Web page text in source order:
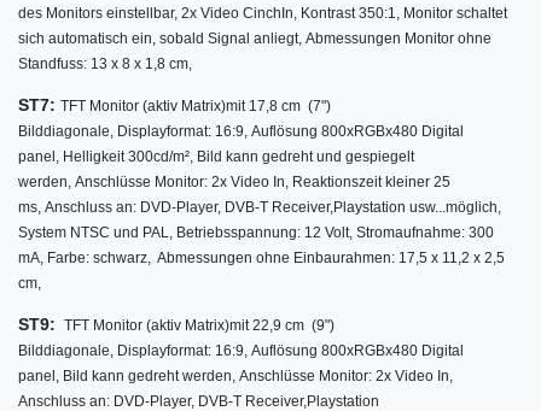
des Monitors einstellbar, 2x Video CinchIn, Kontrast 350:1, Monitor schaltet
sich automatisch ein, sobald Signal anliegt, Abmessungen Monitor ohne
Standfuss: 13 x 8 x 1,8 cm,
ST7: TFT Monitor (aktiv Matrix)mit 17,8 cm (7")
Bilddiagonale, Displayformat: 16:9, Auflösung 800xRGBx480 Digital
panel, Helligkeit 300cd/m², Bild kann gedreht und gespiegelt
werden, Anschlüsse Monitor: 2x Video In, Reaktionszeit kleiner 25
ms, Anschluss an: DVD-Player, DVB-T Receiver,Playstation usw...möglich,
System NTSC und PAL, Betriebsspannung: 12 Volt, Stromaufnahme: 300
mA, Farbe: schwarz, Abmessungen ohne Einbaurahmen: 17,5 x 11,2 x 2,5
cm,
ST9: TFT Monitor (aktiv Matrix)mit 22,9 cm (9")
Bilddiagonale, Displayformat: 16:9, Auflösung 800xRGBx480 Digital
panel, Bild kann gedreht werden, Anschlüsse Monitor: 2x Video In,
Anschluss an: DVD-Player, DVB-T Receiver,Playstation